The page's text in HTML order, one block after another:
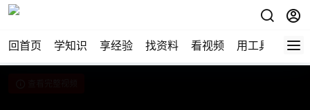
回首页 学知识 享经验 找资料 看视频 用工具 论技